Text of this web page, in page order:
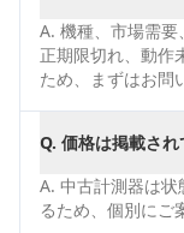
A. 機種、市場需要
正期限切れ、動作
ため、まずはお問
Q. 価格は掲載され
A. 中古計測器は状
るため、個別にご